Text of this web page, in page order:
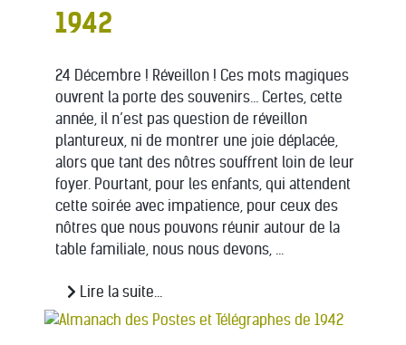
1942
24 Décembre ! Réveillon ! Ces mots magiques
ouvrent la porte des souvenirs… Certes, cette
année, il n’est pas question de réveillon
plantureux, ni de montrer une joie déplacée,
alors que tant des nôtres souffrent loin de leur
foyer. Pourtant, pour les enfants, qui attendent
cette soirée avec impatience, pour ceux des
nôtres que nous pouvons réunir autour de la
table familiale, nous nous devons, ...
Lire la suite...